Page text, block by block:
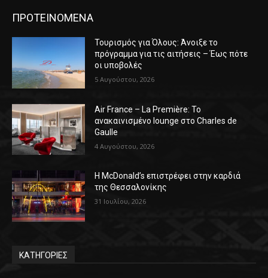
ΠΡΟΤΕΙΝΟΜΕΝΑ
Τουρισμός για Όλους: Άνοιξε το
πρόγραμμα για τις αιτήσεις – Έως πότε
οι υποβολές
5 Αυγούστου, 2026
Air France – La Première: Το
ανακαινισμένο lounge στο Charles de
Gaulle
4 Αυγούστου, 2026
Η McDonald’s επιστρέφει στην καρδιά
της Θεσσαλονίκης
31 Ιουλίου, 2026
ΚΑΤΗΓΟΡΙΕΣ